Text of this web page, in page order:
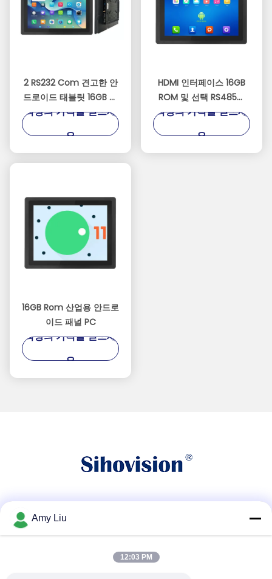
2 RS232 Com 견고한 안
드로이드 태블릿 16GB 롬
과 함께 물과 먼지 저항성
최상의 가격을 얻으세
요
HDMI 인터페이스 16GB
ROM 및 선택 RS485과
함께 산업용 안드로이드
최상의 가격을 얻으세
요
16GB Rom 산업용 안드로
이드 패널 PC
최상의 가격을 얻으세
요
Amy Liu
12:03 PM